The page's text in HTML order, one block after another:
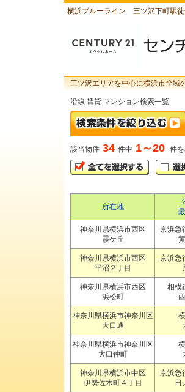
横浜ブルーライン 三ツ沢下町駅徒
三ツ沢エリアを中心に横浜市全域
沿線 賃貸 マンション検索一覧
該当物件 34 件中 1～20 件
所在地
神奈川県横浜市西区
霞ケ丘
京浜急
神奈川県横浜市西区
平沼２丁目
京浜急
神奈川県横浜市西区
浜松町
相模
神奈川県横浜市神奈川区
大口通
神奈川県横浜市神奈川区
大口仲町
神奈川県横浜市中区
伊勢佐木町４丁目
京浜急
日